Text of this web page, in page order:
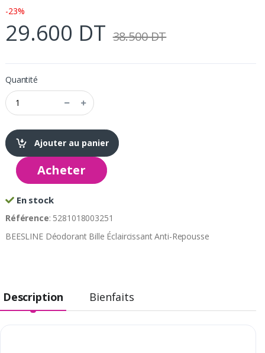
-23%
29.600 DT 38.500 DT
Quantité
Ajouter au panier
Acheter
En stock
Référence: 5281018003251
BEESLINE Déodorant Bille Éclaircissant Anti-Repousse
Description Bienfaits